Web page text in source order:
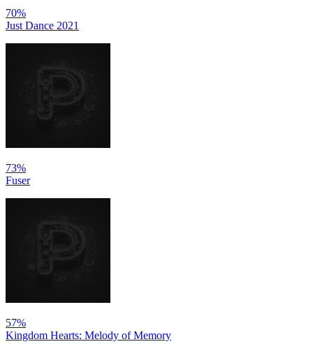
70%
Just Dance 2021
73%
Fuser
57%
Kingdom Hearts: Melody of Memory